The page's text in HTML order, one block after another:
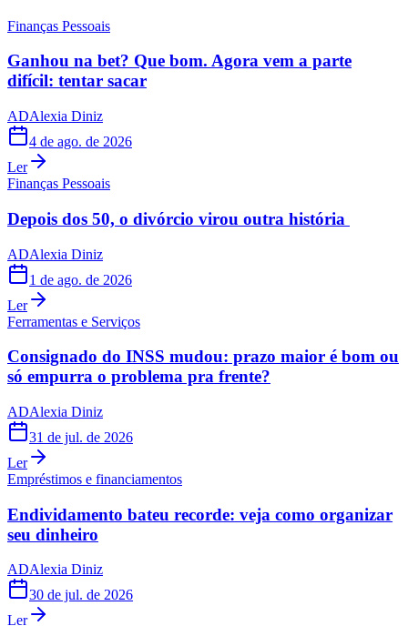
Finanças Pessoais
Ganhou na bet? Que bom. Agora vem a parte
difícil: tentar sacar
ADAlexia Diniz
4 de ago. de 2026
Ler
Finanças Pessoais
Depois dos 50, o divórcio virou outra história
ADAlexia Diniz
1 de ago. de 2026
Ler
Ferramentas e Serviços
Consignado do INSS mudou: prazo maior é bom ou
só empurra o problema pra frente?
ADAlexia Diniz
31 de jul. de 2026
Ler
Empréstimos e financiamentos
Endividamento bateu recorde: veja como organizar
seu dinheiro
ADAlexia Diniz
30 de jul. de 2026
Ler